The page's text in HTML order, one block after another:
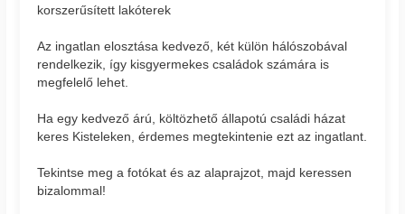
korszerűsített lakóterek
Az ingatlan elosztása kedvező, két külön hálószobával
rendelkezik, így kisgyermekes családok számára is
megfelelő lehet.
Ha egy kedvező árú, költözhető állapotú családi házat
keres Kisteleken, érdemes megtekintenie ezt az ingatlant.
Tekintse meg a fotókat és az alaprajzot, majd keressen
bizalommal!